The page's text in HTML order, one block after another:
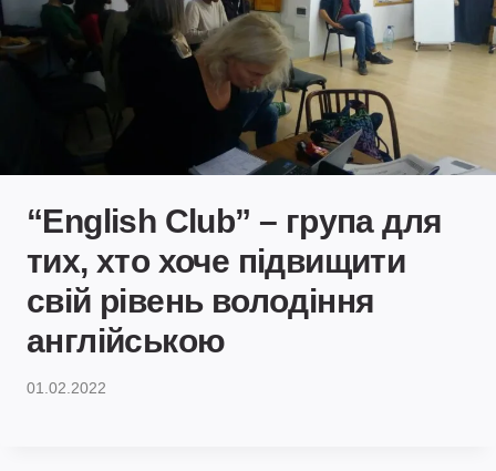
“English Club” – група для
тих, хто хоче підвищити
свій рівень володіння
англійською
01.02.2022